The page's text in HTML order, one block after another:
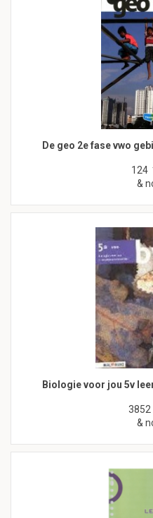
De geo 2e fase vwo
124
&
Biologie voor jou 5v
3852
&